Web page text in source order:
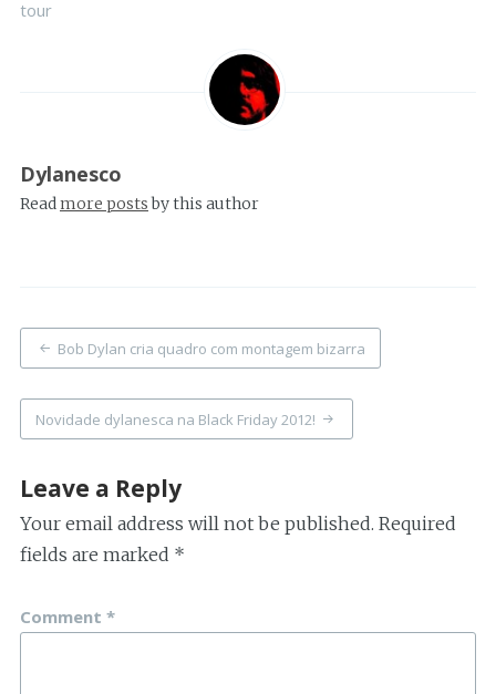
tour
Dylanesco
Readmore postsby this author
Post
navigation
Bob Dylan cria quadro com montagem bizarra
Novidade dylanesca na Black Friday 2012!
Leave a Reply
Your email address will not be published. Required
fields are marked *
Comment *